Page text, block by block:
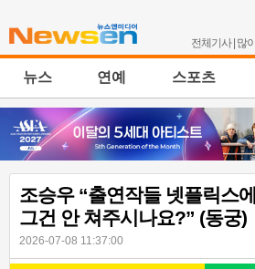
전체기사| 많
뉴스 연예 스포츠
조승우 “출연작들 넷플릭스
그건 안 쳐주시나요?” (동궁)
2026-07-08 11:37:00